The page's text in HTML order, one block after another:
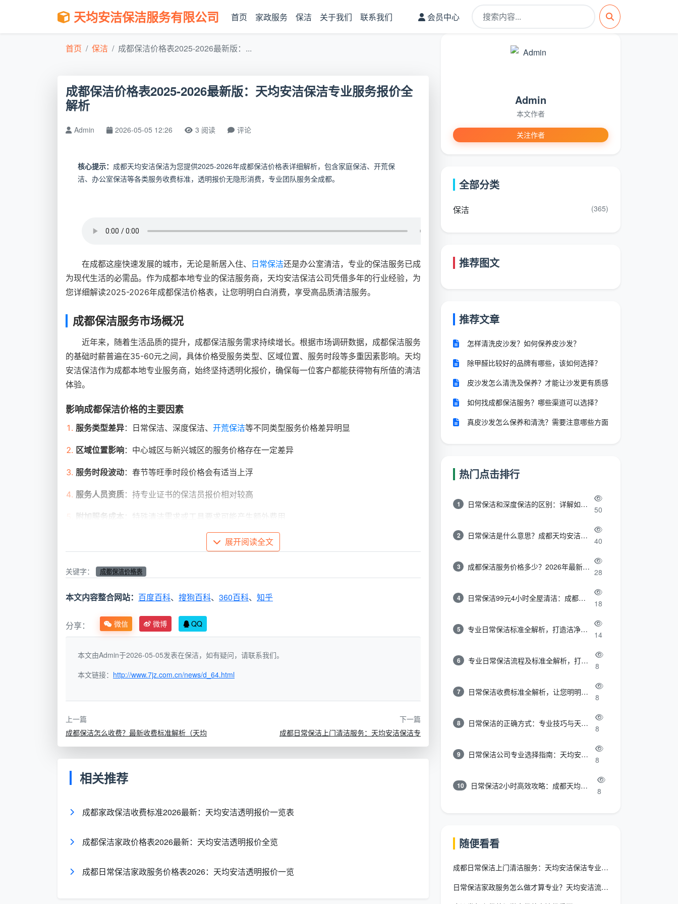
天均安洁保洁服务有限公司 首页 家政服务 保洁 关于我们 联系我们 会员中心
首页 保洁 成都保洁价格表2025-2026最新版：...
成都保洁价格表2025-2026最新版：天均安洁保洁专业服务报价全
解析
Admin 2026-05-05 12:26 3 阅读 评论
核心提示： 成都天均安洁保洁为您提供2025-2026年成都保洁价格表详细解析，包含家庭保洁、开荒保
洁、办公室保洁等各类服务收费标准，透明报价无隐形消费，专业团队服务全成都。
在成都这座快速发展的城市，无论是新居入住、 日常保洁还是办公室清洁，专业的保洁服务已成
为现代生活的必需品。作为成都本地专业的保洁服务商，天均安洁保洁公司凭借多年的行业经验，为
您详细解读2025-2026年成都保洁价格表，让您明明白白消费，享受高品质清洁服务。
成都保洁服务市场概况
近年来，随着生活品质的提升，成都保洁服务需求持续增长。根据市场调研数据，成都保洁服务
的基础时薪普遍在35-60元之间，具体价格受服务类型、区域位置、服务时段等多重因素影响。天均
安洁保洁作为成都本地专业服务商，始终坚持透明化报价，确保每一位客户都能获得物有所值的清洁
体验。
影响成都保洁价格的主要因素
服务类型差异：日常保洁、深度保洁、 开荒保洁等不同类型服务价格差异明显
区域位置影响：中心城区与新兴城区的服务价格存在一定差异
服务时段波动：春节等旺季时段价格会有适当上浮
服务人员资质：持专业证书的保洁员报价相对较高
附加服务成本 ：特殊清洁需求或工具要求可能产生额外费用
天均安洁保洁2025-2026服务价格明细
家庭保洁服务价格
服务类
型
收费方式
洁
费
40-70元/人/小时
洁
洁
费
次
开荒保
按面积收
展开阅读全文
关键字： 成都保洁价格表
本文内容整合网站： 百度百科、 搜狗百科、 360百科、 知乎
分享： 微信 微博 QQ
本文由Admin于2026-05-05发表在保洁，如有疑问，请联系我们。
本文链接： http://www.7jz.com.cn/news/d_64.html
上一篇
成都保洁怎么收费？最新收费标准解析（天均
下一篇
成都日常保洁上门清洁服务：天均安洁保洁专
相关推荐
成都家政保洁收费标准2026最新：天均安洁透明报价一览表
成都保洁家政价格表2026最新：天均安洁透明报价全览
成都日常保洁家政服务价格表2026：天均安洁透明报价一览
Admin
本文作者
关注作者
全部分类
保洁 (365)
推荐图文
推荐文章
怎样清洗皮沙发？如何保养皮沙发？
除甲醛比较好的品牌有哪些，该如何选择？
皮沙发怎么清洗及保养？才能让沙发更有质感
如何找成都保洁服务？哪些渠道可以选择？
真皮沙发怎么保养和清洗？需要注意哪些方面
热门点击排行
1 日常保洁和深度保洁的区别：详解如何选择最适合的清洁服务
50
2 日常保洁是什么意思？成都天均安洁带你快速区分“日常vs深度vs开荒”
40
3 成都保洁服务价格多少？2026年最新报价表来了，这一篇看透所有费用
28
4 日常保洁99元4小时全屋清洁：成都天均安洁保洁超值服务全解析
18
5 专业日常保洁标准全解析，打造洁净舒适生活空间
14
6 专业日常保洁流程及标准全解析，打造洁净舒适环境
8
7 日常保洁收费标准全解析，让您明明白白消费
8
8 日常保洁的正确方式：专业技巧与天均安洁保洁服务全解析
8
9 日常保洁公司专业选择指南：天均安洁保洁服务全解析
8
10 日常保洁2小时高效攻略：成都天均安洁保洁专业时间管理方案
8
随便看看
成都日常保洁上门清洁服务：天均安洁保洁专业解决方案
日常保洁家政服务怎么做才算专业？天均安洁流程、报价一次讲透